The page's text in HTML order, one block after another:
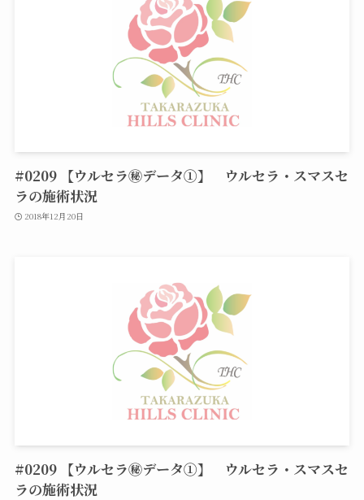
#0209 【ウルセラ㊙データ①】 ウルセラ・スマスセ
ラの施術状況
2018年12月20日
#0209 【ウルセラ㊙データ①】 ウルセラ・スマスセ
ラの施術状況